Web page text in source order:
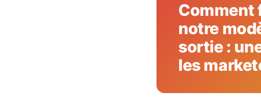
Comment
notre
sortie :
les